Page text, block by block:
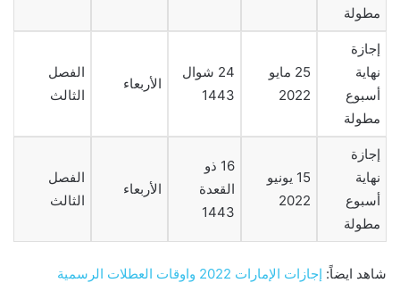
مطولة
إجازة
نهاية
أسبوع
مطولة
25 مايو
2022
24 شوال
1443
الأربعاء
الفصل
الثالث
إجازة
نهاية
أسبوع
مطولة
15 يونيو
2022
16 ذو
القعدة
1443
الأربعاء
الفصل
الثالث
شاهد ايضاً: إجازات الإمارات 2022 واوقات العطلات الرسمية